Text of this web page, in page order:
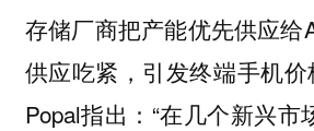
存储厂商把产能优先供应给
供应吃紧，引发终端手机
Popal指出：“在几个新兴市